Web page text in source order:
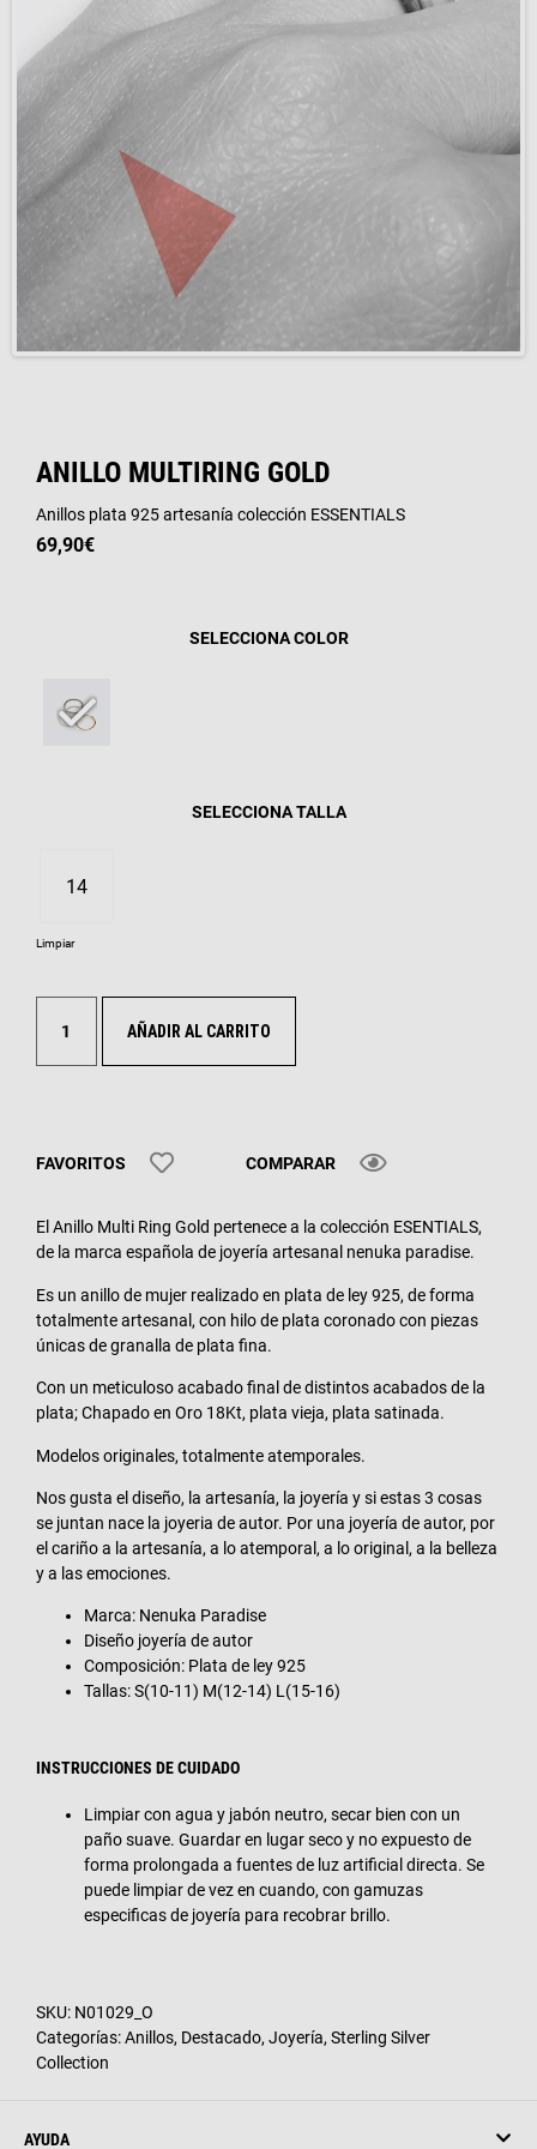
ANILLO MULTIRING GOLD
Anillos plata 925 artesanía colección ESSENTIALS
69,90€
COLOR
TALLA
14
Limpiar
AÑADIR AL CARRITO
FAVORITOS COMPARAR
El Anillo Multi Ring Gold pertenece a la colección ESENTIALS,
de la marca española de joyería artesanal nenuka paradise.
Es un anillo de mujer realizado en plata de ley 925, de forma
totalmente artesanal, con hilo de plata coronado con piezas
únicas de granalla de plata fina.
Con un meticuloso acabado final de distintos acabados de la
plata; Chapado en Oro 18Kt, plata vieja, plata satinada.
Modelos originales, totalmente atemporales.
Nos gusta el diseño, la artesanía, la joyería y si estas 3 cosas
se juntan nace la joyeria de autor. Por una joyería de autor, por
el cariño a la artesanía, a lo atemporal, a lo original, a la belleza
y a las emociones.
Marca: Nenuka Paradise
Diseño joyería de autor
Composición: Plata de ley 925
Tallas: S(10-11) M(12-14) L(15-16)
INSTRUCCIONES DE CUIDADO
Limpiar con agua y jabón neutro, secar bien con un
paño suave. Guardar en lugar seco y no expuesto de
forma prolongada a fuentes de luz artificial directa. Se
puede limpiar de vez en cuando, con gamuzas
especificas de joyería para recobrar brillo.
SKU: N01029_O
Categorías:Anillos, Destacado, Joyería, Sterling Silver
Collection
AYUDA